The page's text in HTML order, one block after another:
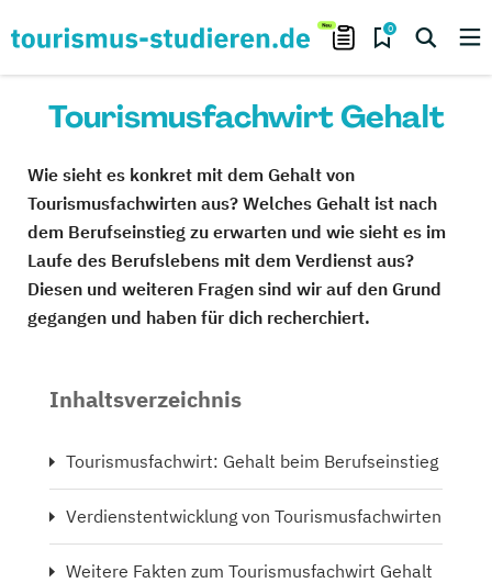
0
Tourismusfachwirt Gehalt
Wie sieht es konkret mit dem Gehalt von
Tourismusfachwirten aus? Welches Gehalt ist nach
dem Berufseinstieg zu erwarten und wie sieht es im
Laufe des Berufslebens mit dem Verdienst aus?
Diesen und weiteren Fragen sind wir auf den Grund
gegangen und haben für dich recherchiert.
Inhaltsverzeichnis
Tourismusfachwirt: Gehalt beim Berufseinstieg
Verdienstentwicklung von Tourismusfachwirten
Weitere Fakten zum Tourismusfachwirt Gehalt